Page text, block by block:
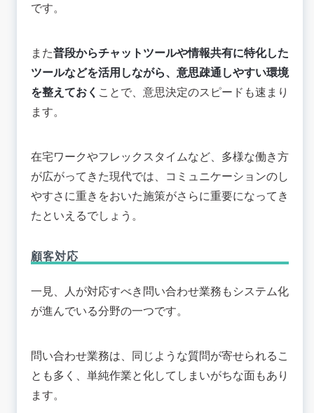
です。
また普段からチャットツールや情報共有に特化した
ツールなどを活用しながら、意思疎通しやすい環境
を整えておく ことで、意思決定のスピードも速まり
ます。
在宅ワークやフレックスタイムなど、多様な働き方
が広がってきた現代では、コミュニケーションのし
やすさに重きをおいた施策がさらに重要になってき
たといえるでしょう。
顧客対応
一見、人が対応すべき問い合わせ業務もシステム化
が進んでいる分野の一つです。
問い合わせ業務は、同じような質問が寄せられるこ
とも多く、単純作業と化してしまいがちな面もあり
ます。